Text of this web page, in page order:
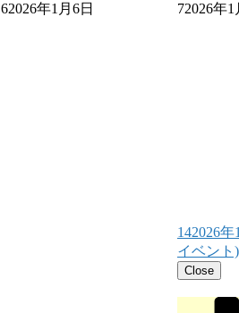
62026年1月6日 72026年1
142026年
イベント)
Close